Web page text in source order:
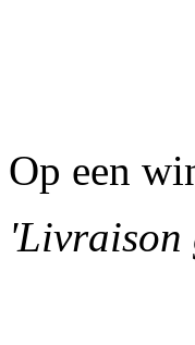
Op een
'Livraison